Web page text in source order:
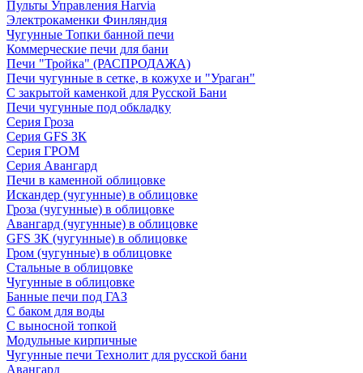
Пульты Управления Harvia
Электрокаменки Финляндия
Чугунные Топки банной печи
Коммерческие печи для бани
Печи "Тройка" (РАСПРОДАЖА)
Печи чугунные в сетке, в кожухе и "Ураган"
С закрытой каменкой для Русской Бани
Печи чугунные под обкладку
Серия Гроза
Серия GFS ЗК
Серия ГРОМ
Серия Авангард
Печи в каменной облицовке
Искандер (чугунные) в облицовке
Гроза (чугунные) в облицовке
Авангард (чугунные) в облицовке
GFS ЗК (чугунные) в облицовке
Гром (чугунные) в облицовке
Стальные в облицовке
Чугунные в облицовке
Банные печи под ГАЗ
С баком для воды
С выносной топкой
Модульные кирпичные
Чугунные печи Технолит для русской бани
Авангард